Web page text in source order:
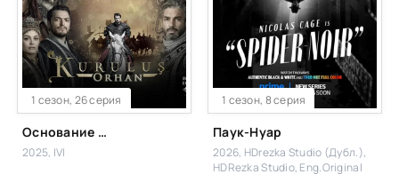
1 сезон, 26 серия
Основание Орхан
2025, IVI
1 сезон, 8 серия
Паук-Нуар
2026, HDrezka Studio (Дубл.),
HDRezka Studio, Eng.Original